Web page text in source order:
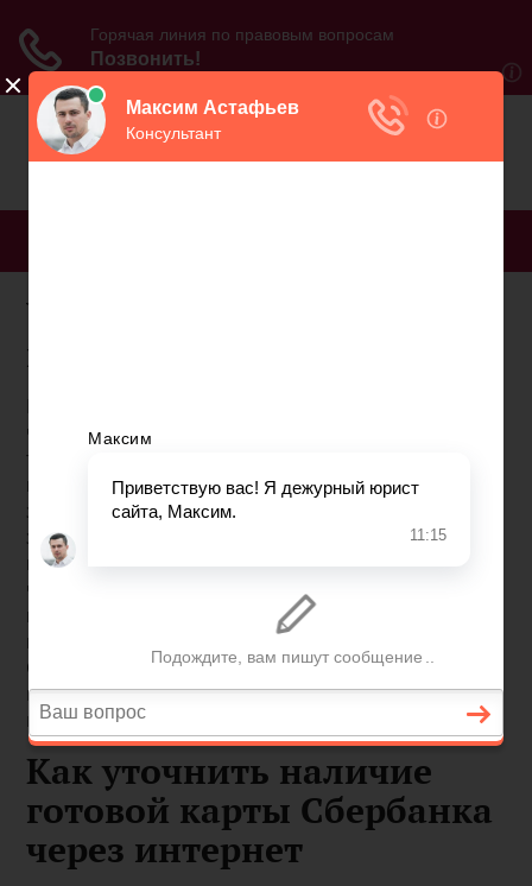
Узнать готовность
пенсионной карты
человека. Причем о таких инструментах знает не
только молодежь, но и люди преклонного
возраста. Многие люди получают на карту
заработную плату, пенсию, кто-то пользуется
займами банка, а для кого-то – это отличный
инструмент для депозитного заработка. Если у
человека еще нет банковской карты, то рано или
поздно наступит время, когда ее понадобится
получить. Когда пластик будет заказан в
Сбербанке, то останется только дождаться его
выпуска, после чего явиться в отделение для
получения.
Как уточнить наличие
готовой карты Сбербанка
через интернет